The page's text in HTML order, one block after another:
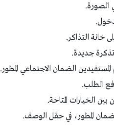
الصورة.
خانة التذاكر.
جديدة.
الضمان الاجتماعي المطور.
الطلب.
الخيارات المتاحة.
المطور، في حقل الوصف.